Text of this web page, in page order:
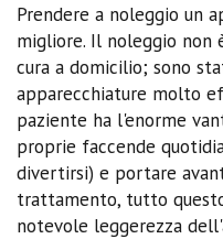
Prendere a noleggio un
migliore. Il noleggio
cura a domicilio; sono
apparecchiature molto
paziente ha l'enorme
proprie faccende
divertirsi) e portare
trattamento, tutto
notevole leggerezza